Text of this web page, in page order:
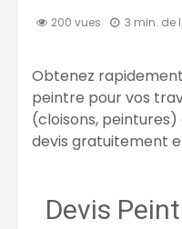
200 vues 3 min. de
Obtenez rapidement
peintre pour vos
(cloisons, peintures)
devis gratuitement
Devis